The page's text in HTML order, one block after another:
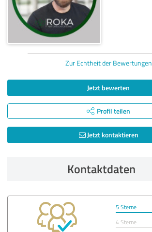
Zur Echtheit der Bewertungen
Jetzt bewerten
Profil teilen
Jetzt kontaktieren
Kontaktdaten
5 Sterne
4 Sterne